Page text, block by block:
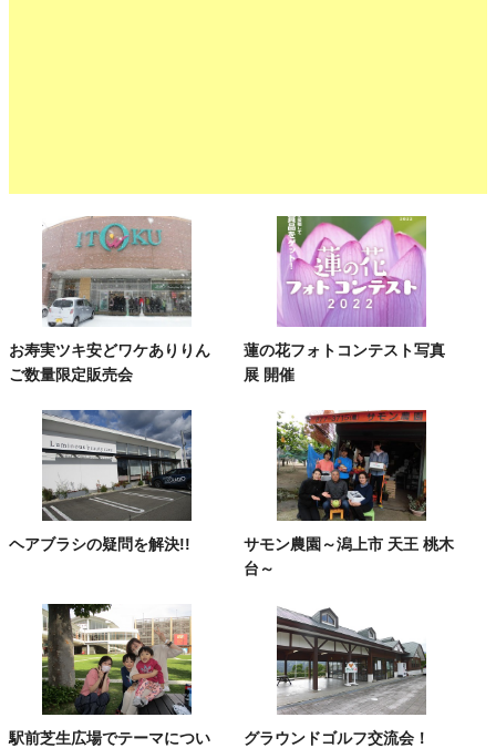
お寿実ツキ安どワケありりん
ご数量限定販売会
蓮の花フォトコンテスト写真
展 開催
ヘアブラシの疑問を解決!!
サモン農園～潟上市 天王 桃木
台～
駅前芝生広場でテーマについ
グラウンドゴルフ交流会！